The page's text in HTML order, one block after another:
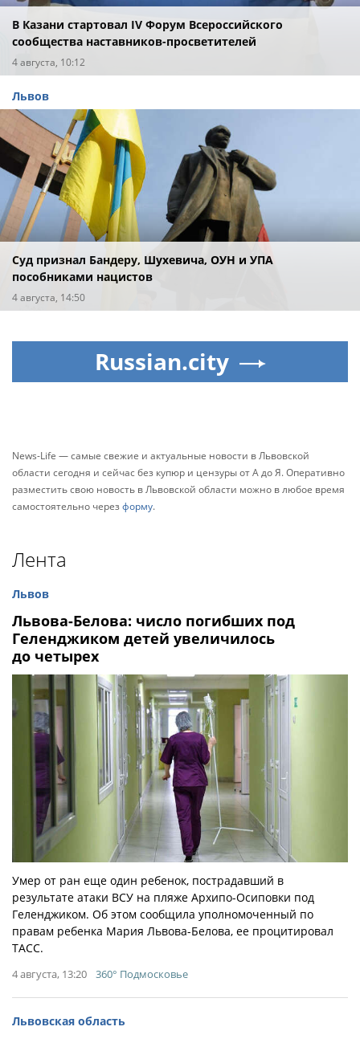
В Казани стартовал IV Форум Всероссийского
сообщества наставников-просветителей
4 августа, 10:12
Львов
Суд признал Бандеру, Шухевича, ОУН и УПА
пособниками нацистов
4 августа, 14:50
Russian.city
News-Life — самые свежие и актуальные новости в Львовской
области сегодня и сейчас без купюр и цензуры от А до Я. Оперативно
разместить свою новость в Львовской области можно в любое время
самостоятельно черезформу.
Лента
Львов
Львова-Белова: число погибших под
Геленджиком детей увеличилось
до четырех
Умер от ран еще один ребенок, пострадавший в
результате атаки ВСУ на пляже Архипо-Осиповки под
Геленджиком. Об этом сообщила уполномоченный по
правам ребенка Мария Львова-Белова, ее процитировал
ТАСС.
4 августа, 13:20 360° Подмосковье
Львовская область